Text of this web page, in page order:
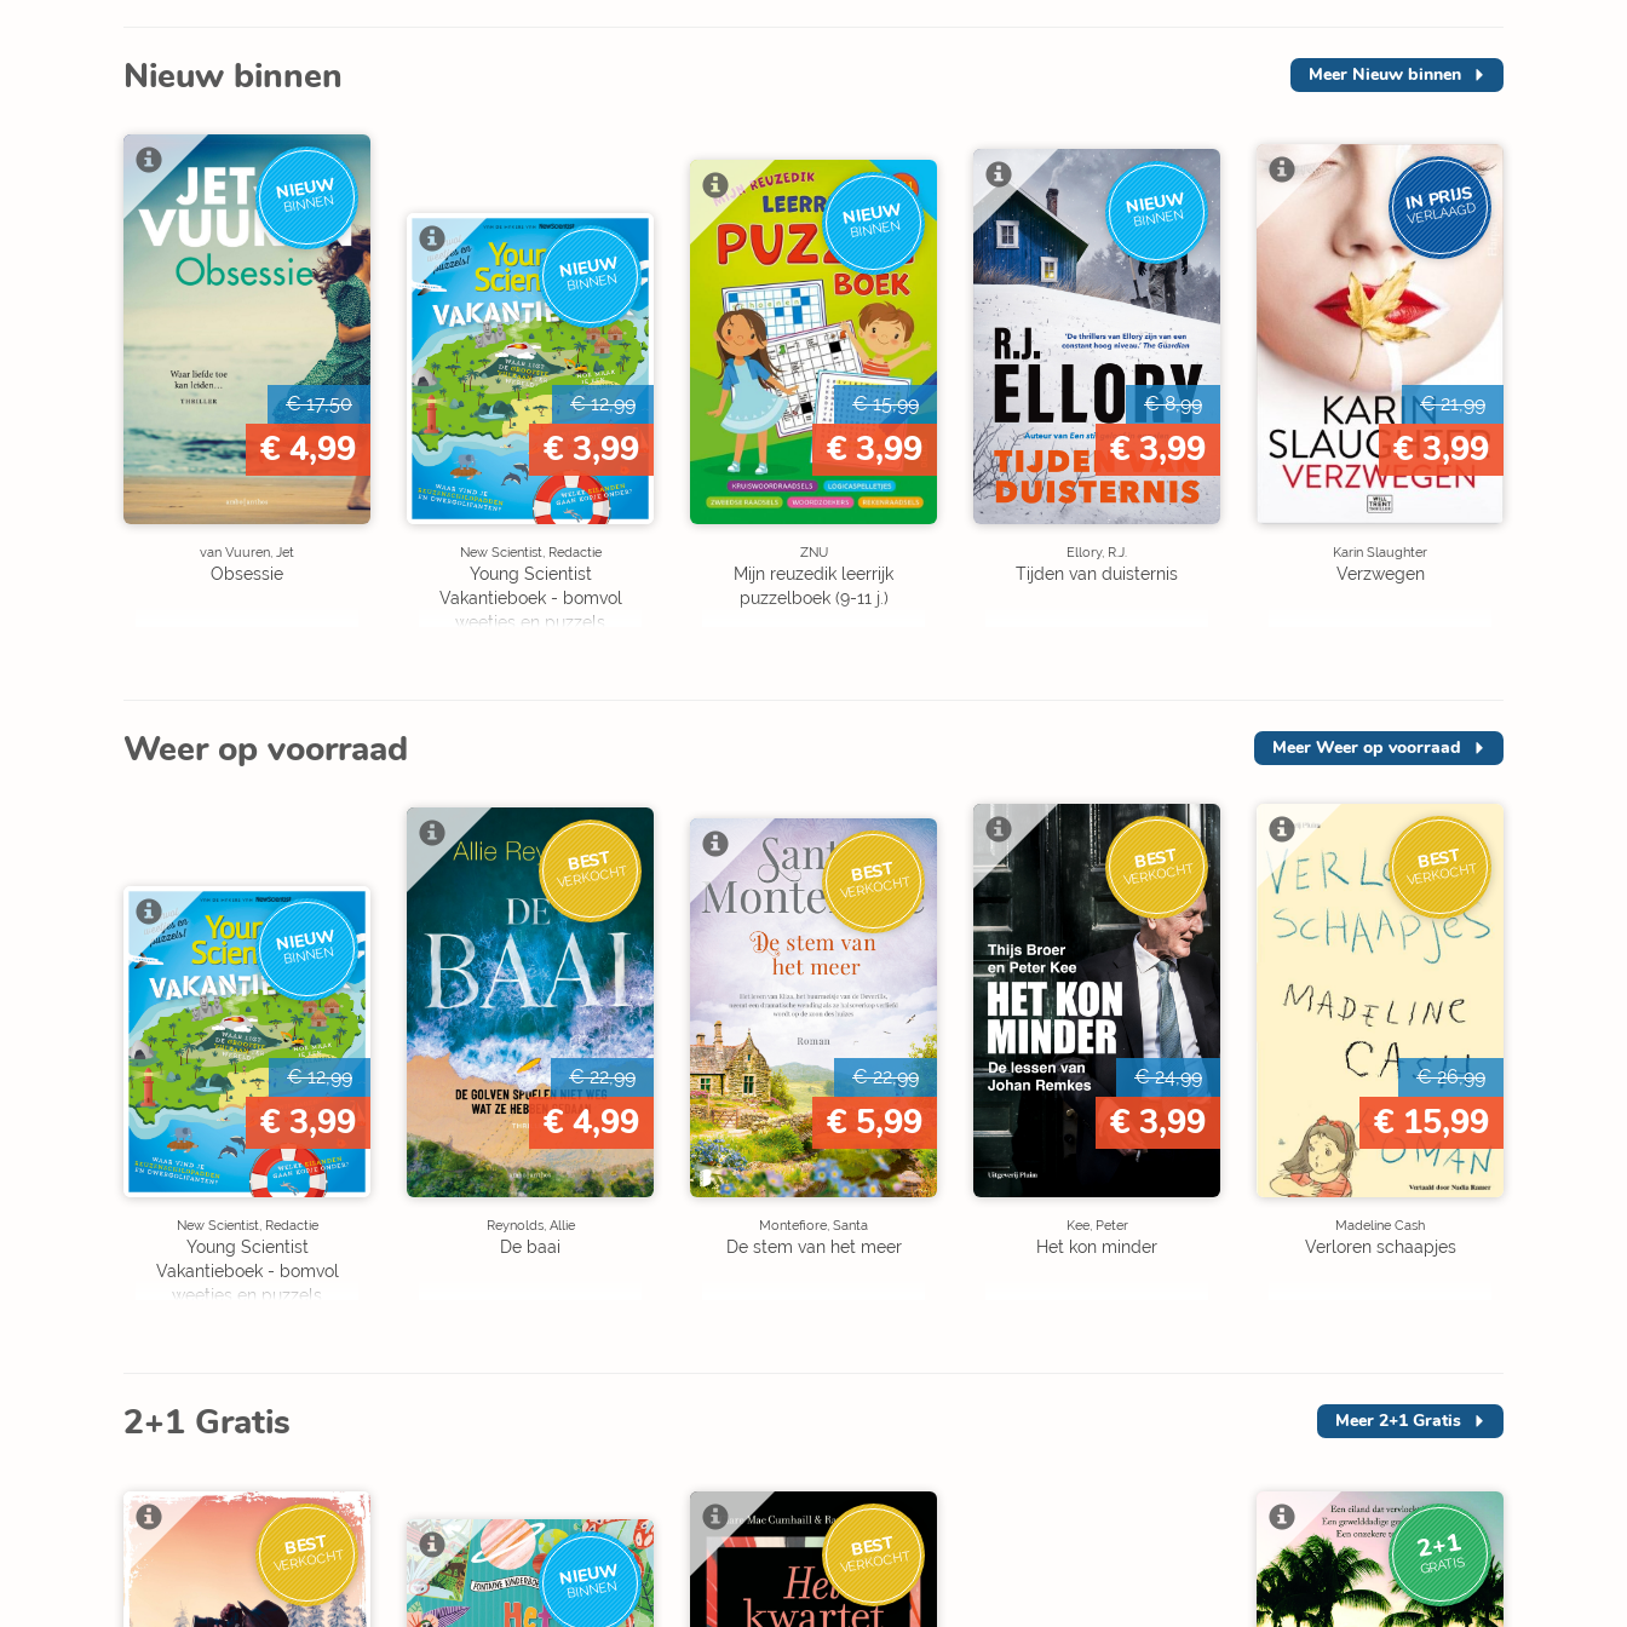
Nieuw binnen Meer Nieuw binnen
NIEUW
BINNEN
€ 17,50
€ 4,99
van Vuuren, Jet
Obsessie
NIEUW
BINNEN
€ 12,99
€ 3,99
New Scientist, Redactie
Young Scientist
Vakantieboek - bomvol
weetjes en puzzels
NIEUW
BINNEN
€ 15,99
€ 3,99
ZNU
Mijn reuzedik leerrijk
puzzelboek (9-11 j.)
NIEUW
BINNEN
€ 8,99
€ 3,99
Ellory, R.J.
Tijden van duisternis
IN PRIJS
VERLAAGD
€ 21,99
€ 3,99
Karin Slaughter
Verzwegen
Weer op voorraad Meer Weer op voorraad
NIEUW
BINNEN
€ 12,99
€ 3,99
New Scientist, Redactie
Young Scientist
Vakantieboek - bomvol
weetjes en puzzels
BEST
VERKOCHT
€ 22,99
€ 4,99
Reynolds, Allie
De baai
BEST
VERKOCHT
€ 22,99
€ 5,99
Montefiore, Santa
De stem van het meer
BEST
VERKOCHT
€ 24,99
€ 3,99
Kee, Peter
Het kon minder
BEST
VERKOCHT
€ 26,99
€ 15,99
Madeline Cash
Verloren schaapjes
2+1 Gratis Meer 2+1 Gratis
BEST
VERKOCHT NIEUW
BINNEN
BEST
VERKOCHT 2+1
GRATIS